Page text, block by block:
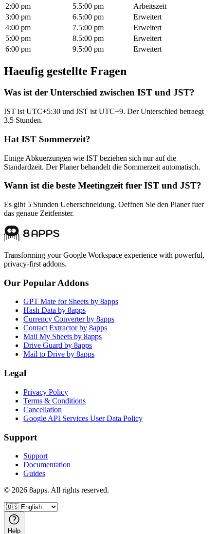
2:00 pm 5.5:00 pm
Arbeitszeit
3:00 pm 6.5:00 pm
Erweitert
4:00 pm 7.5:00 pm
Erweitert
5:00 pm 8.5:00 pm
Erweitert
6:00 pm 9.5:00 pm Erweitert
Haeufig gestellte Fragen
Was ist der Unterschied zwischen IST und JST?
IST ist UTC+5:30 und JST ist UTC+9. Der Unterschied betraegt
3.5 Stunden.
Hat IST Sommerzeit?
Einige Abkuerzungen wie IST beziehen sich nur auf die
Standardzeit. Der Planer behandelt die Sommerzeit automatisch.
Wann ist die beste Meetingzeit fuer IST und JST?
Es gibt 5 Stunden Ueberschneidung. Oeffnen Sie den Planer fuer
das genaue Zeitfenster.
Transforming your Google Workspace experience with powerful,
privacy-first addons.
Our Popular Addons
GPT Mate for Sheets by 8apps
Hash Data by 8apps
Currency Converter by 8apps
Contact Extractor by 8apps
Mail My Sheets by 8apps
Drive Guard by 8apps
Mail to Drive by 8apps
Legal
Privacy Policy
Terms & Conditions
Cancellation
Google API Services User Data Policy
Support
Support
Documentation
Guides
© 2026 8apps. All rights reserved.
Help